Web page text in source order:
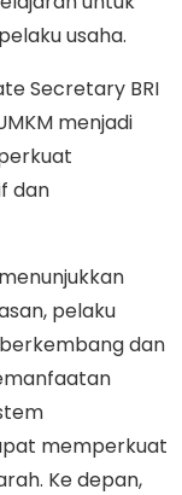
usaha.
Secretary BRI
menjadi
dan
pelaku
dan
memperkuat
Ke depan,